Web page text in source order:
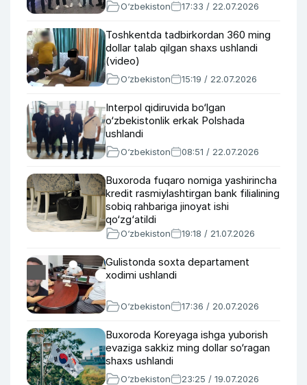
O‘zbekiston 17:33 / 22.07.2026
Toshkentda tadbirkordan 360 ming
dollar talab qilgan shaxs ushlandi
(video)
O‘zbekiston 15:19 / 22.07.2026
Interpol qidiruvida bo‘lgan
o‘zbekistonlik erkak Polshada
ushlandi
O‘zbekiston 08:51 / 22.07.2026
Buxoroda fuqaro nomiga yashirincha
kredit rasmiylashtirgan bank filialining
sobiq rahbariga jinoyat ishi
qo‘zg‘atildi
O‘zbekiston 19:18 / 21.07.2026
Gulistonda soxta departament
xodimi ushlandi
O‘zbekiston 17:36 / 20.07.2026
Buxoroda Koreyaga ishga yuborish
evaziga sakkiz ming dollar so‘ragan
shaxs ushlandi
O‘zbekiston 23:25 / 19.07.2026